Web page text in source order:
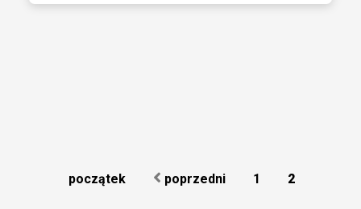
początek poprzedni 1 2